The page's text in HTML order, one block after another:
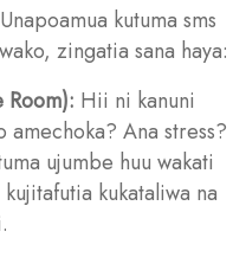
kutuma sms
zingatia sana haya:
Room): Hii ni kanuni
amechoka? Ana stress?
ujumbe huu wakati
kukataliwa na